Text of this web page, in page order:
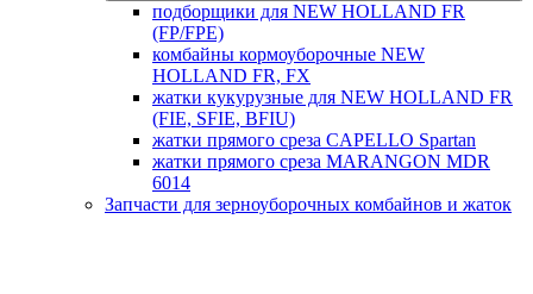
подборщики для NEW HOLLAND FR
(FP/FPE)
комбайны кормоуборочные NEW
HOLLAND FR, FX
жатки кукурузные для NEW HOLLAND FR
(FIE, SFIE, BFIU)
жатки прямого среза CAPELLO Spartan
жатки прямого среза MARANGON MDR
6014
Запчасти для зерноуборочных комбайнов и жаток